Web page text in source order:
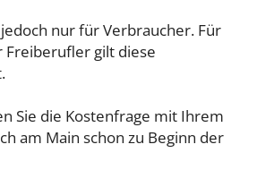
nur für Verbraucher. Für
Freiberufler gilt diese
Sie die Kostenfrage mit Ihrem
am Main schon zu Beginn der